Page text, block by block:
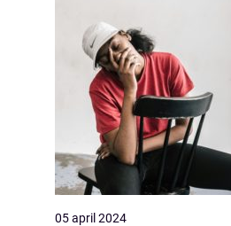
05 april 2024